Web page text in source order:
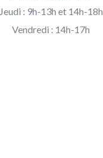
Jeudi : 9h-13h et 14h-18h
Vendredi : 14h-17h